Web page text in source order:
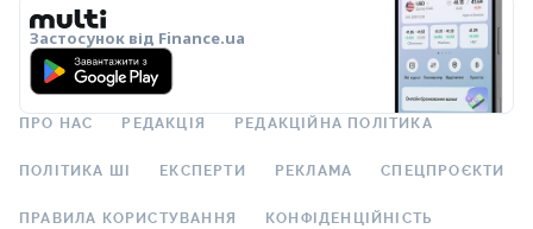
Застосунок від Finance.ua
ПРО НАС РЕДАКЦІЯ РЕДАКЦІЙНА ПОЛІТИКА
ПОЛІТИКА ШІ ЕКСПЕРТИ РЕКЛАМА СПЕЦПРОЄКТИ
ПРАВИЛА КОРИСТУВАННЯ КОНФІДЕНЦІЙНІСТЬ